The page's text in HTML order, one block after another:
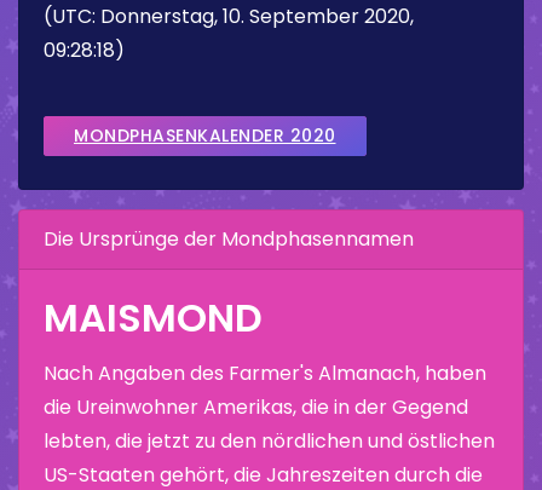
(UTC: Donnerstag, 10. September 2020,
09:28:18)
MONDPHASENKALENDER 2020
Die Ursprünge der Mondphasennamen
MAISMOND
Nach Angaben des Farmer's Almanach, haben
die Ureinwohner Amerikas, die in der Gegend
lebten, die jetzt zu den nördlichen und östlichen
US-Staaten gehört, die Jahreszeiten durch die